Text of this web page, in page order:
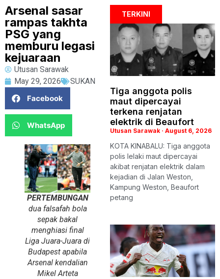
Arsenal sasar
rampas takhta
PSG yang
memburu legasi
kejuaraan
Utusan Sarawak
May 29, 2026
SUKAN
Facebook
WhatsApp
PERTEMBUNGAN
dua falsafah bola
sepak bakal
menghiasi final
Liga Juara-Juara di
Budapest apabila
Arsenal kendalian
Mikel Arteta
TERKINI
Tiga anggota polis
maut dipercayai
terkena renjatan
elektrik di Beaufort
Utusan Sarawak August 6, 2026
KOTA KINABALU: Tiga anggota
polis lelaki maut dipercayai
akibat renjatan elektrik dalam
kejadian di Jalan Weston,
Kampung Weston, Beaufort
petang